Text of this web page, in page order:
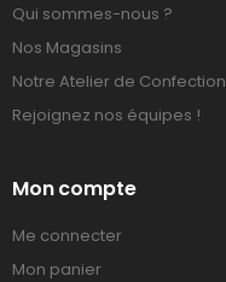
Qui sommes-nous ?
Nos Magasins
Notre Atelier de Confection
Rejoignez nos équipes !
Mon compte
Me connecter
Mon panier